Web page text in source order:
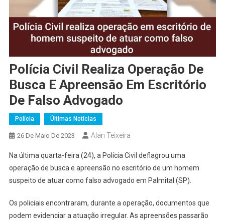
Polícia Civil Realiza Operação De
Busca E Apreensão Em Escritório
De Falso Advogado
Polícia Últimas Notícias
26 De Maio De 2023 Alan Teixeira
Na última quarta-feira (24), a Polícia Civil deflagrou uma
operação de busca e apreensão no escritório de um homem
suspeito de atuar como falso advogado em Palmital (SP).
Os policiais encontraram, durante a operação, documentos que
podem evidenciar a atuação irregular. As apreensões passarão